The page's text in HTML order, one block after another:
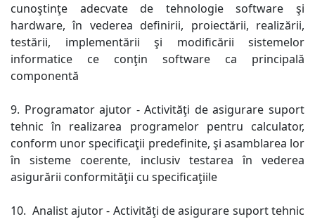
cunoştinţe adecvate de tehnologie software şi
hardware, în vederea definirii, proiectării, realizării,
testării, implementării şi modificării sistemelor
informatice ce conţin software ca principală
componentă
9. Programator ajutor - Activităţi de asigurare suport
tehnic în realizarea programelor pentru calculator,
conform unor specificaţii predefinite, şi asamblarea lor
în sisteme coerente, inclusiv testarea în vederea
asigurării conformităţii cu specificaţiile
10. Analist ajutor - Activităţi de asigurare suport tehnic